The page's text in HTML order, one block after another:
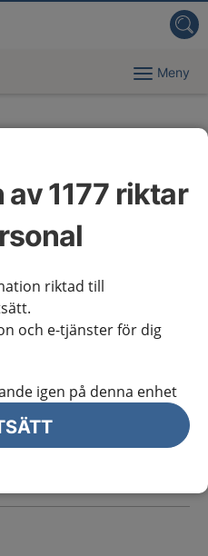
av 1177 riktar
riktad till
och e-tjänster för dig
igen på denna enhet
Meny
och frågor om 1177
för
och